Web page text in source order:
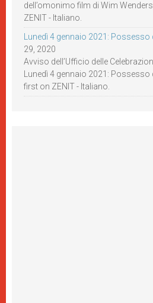
dell’omonimo film di Wim
ZENIT - Italiano.
Lunedì 4 gennaio 2021:
29, 2020
Avviso dell’Ufficio delle
Lunedì 4 gennaio 2021:
first on ZENIT - Italiano.